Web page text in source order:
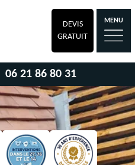
DEVIS
GRATUIT
MENU
06 21 86 80 31